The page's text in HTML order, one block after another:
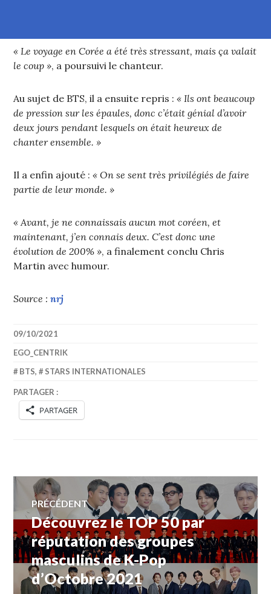
« Le voyage en Corée a été très stressant, mais ça valait
le coup », a poursuivi le chanteur.
Au sujet de BTS, il a ensuite repris :« Ils ont beaucoup
de pression sur les épaules, donc c’était génial d’avoir
deux jours pendant lesquels on était heureux de
chanter ensemble. »
Il a enfin ajouté :« On se sent très privilégiés de faire
partie de leur monde. »
« Avant, je ne connaissais aucun mot coréen, et
maintenant, j’en connais deux. C’est donc une
évolution de 200% », a finalement conclu Chris
Martin avec humour.
Source :nrj
09/10/2021
EGO_CENTRIK
BTS, STARS INTERNATIONALES
PARTAGER :
PARTAGER
Navigation
de
l’article
PRÉCÉDENT
Article
précédent :
Découvrez le TOP 50 par
réputation des groupes
masculins de K-Pop
d’Octobre 2021